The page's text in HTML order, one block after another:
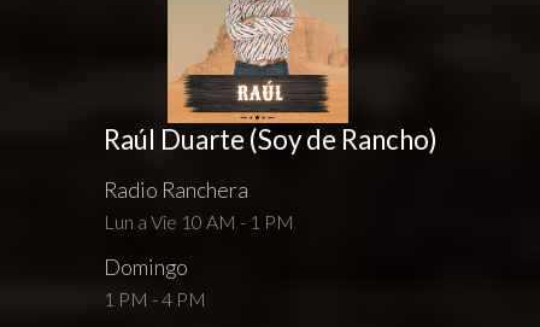
Raúl Duarte (Soy de Rancho)
Radio Ranchera
Lun a Vie 10 AM - 1 PM
Domingo
1 PM - 4 PM